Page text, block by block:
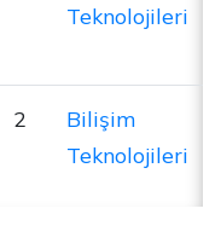
Teknolojileri
2
Bilişim
Teknolojileri